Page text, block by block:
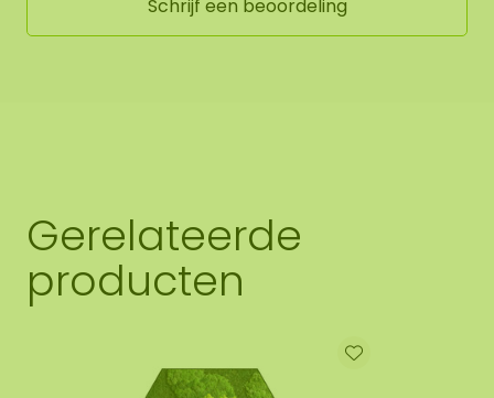
Schrijf een beoordeling
Gerelateerde
producten